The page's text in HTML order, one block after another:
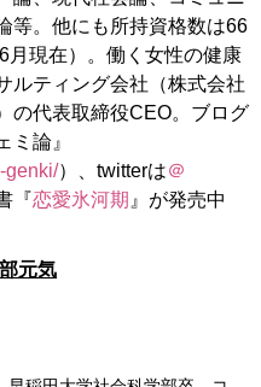
等。他にも所持資格数は66
月現在）。働く女性の健康
ルティング会社（株式会社
の代表取締役CEO。ブログ
ミ論』
genki/）、twitterは＠
『恋愛氷河期 』が発売中
元気